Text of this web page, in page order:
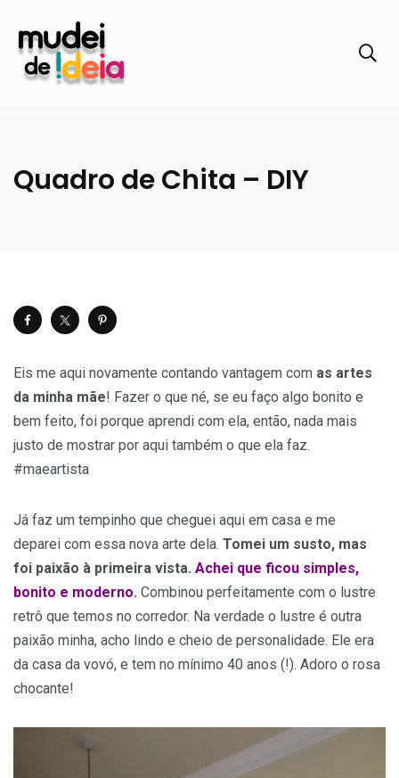
Quadro de Chita – DIY
Eis me aqui novamente contando vantagem com as artes
da minha mãe! Fazer o que né, se eu faço algo bonito e
bem feito, foi porque aprendi com ela, então, nada mais
justo de mostrar por aqui também o que ela faz.
#maeartista
Já faz um tempinho que cheguei aqui em casa e me
deparei com essa nova arte dela. Tomei um susto, mas
foi paixão à primeira vista. Achei que ficou simples,
bonito e moderno. Combinou perfeitamente com o lustre
retrô que temos no corredor. Na verdade o lustre é outra
paixão minha, acho lindo e cheio de personalidade. Ele era
da casa da vovó, e tem no mínimo 40 anos (!). Adoro o rosa
chocante!